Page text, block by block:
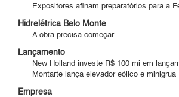
Expositores afinam preparatórios para a
Hidrelétrica Belo Monte
A obra precisa começar
Lançamento
New Holland investe R$ 100 mi em
Montarte lança elevador eólico e minigrua
Empresa